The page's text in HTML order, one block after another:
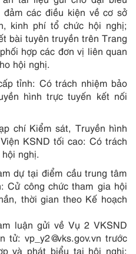
các điều kiện về cơ sở
kinh phí tổ chức hội nghị;
bài tuyên truyền trên Trang
hợp các đơn vị liên quan
hội nghị.
tỉnh: Có trách nhiệm bảo
hình trực tuyến kết nối
chí Kiểm sát, Truyền hình
KSND tối cao: Có trách
nghị.
dự tại điểm cầu trung tâm
Cử công chức tham gia hội
thời gian theo Kế hoạch
luận gửi về Vụ 2 VKSND
tử: vp_y2@vks.gov.vn trước
và phát biểu tại hội nghị;